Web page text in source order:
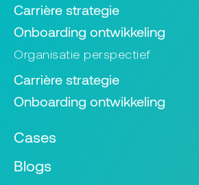
Carrière strategie
Onboarding ontwikkeling
Organisatie perspectief
Carrière strategie
Onboarding ontwikkeling
Cases
Blogs